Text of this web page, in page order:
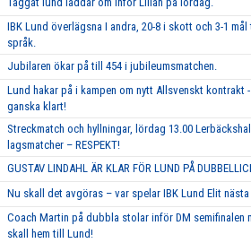
IBK Lund överlägsna I andra, 20-8 i skott och 3-1
språk.
Jubilaren ökar på till 454 i jubileumsmatchen.
Lund hakar på i kampen om nytt Allsvenskt kontrakt
ganska klart!
Streckmatch och hyllningar, lördag 13.00
lagsmatcher – RESPEKT!
GUSTAV LINDAHL ÄR KLAR FÖR LUND PÅ
Nu skall det avgöras – var spelar IBK Lund Elit nästa
Coach Martin på dubbla stolar inför DM semifinalen
skall hem till Lund!